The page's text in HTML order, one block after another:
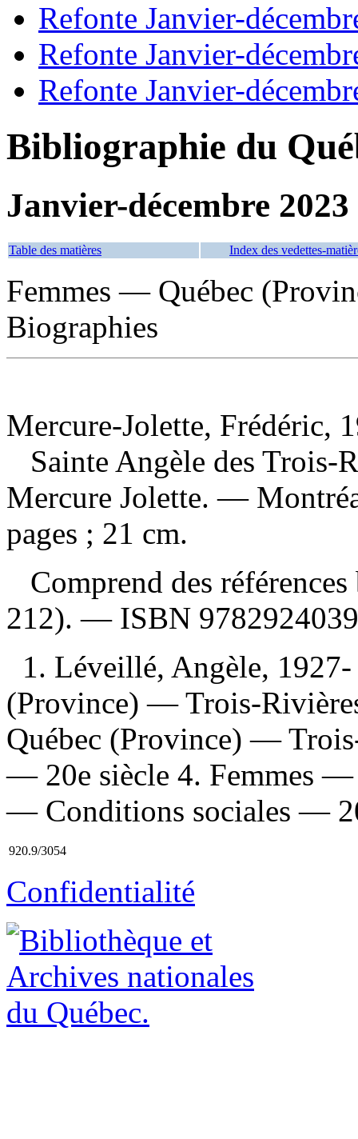
Refonte Janvier-
Refonte Janvier-
Refonte Janvier-
Bibliographie du
Janvier-décembre 2023
Table des matières Index des vedettes-
Femmes — Québec
Biographies
Mercure-Jolette, Frédéric,
Sainte Angèle des
Mercure Jolette. —
pages ; 21 cm.
Comprend des
212). — ISBN
1. Léveillé, Angèle,
(Province) — Trois-
Québec (Province) —
— 20e siècle 4. Femmes
— Conditions sociales —
920.9/3054
Confidentialité